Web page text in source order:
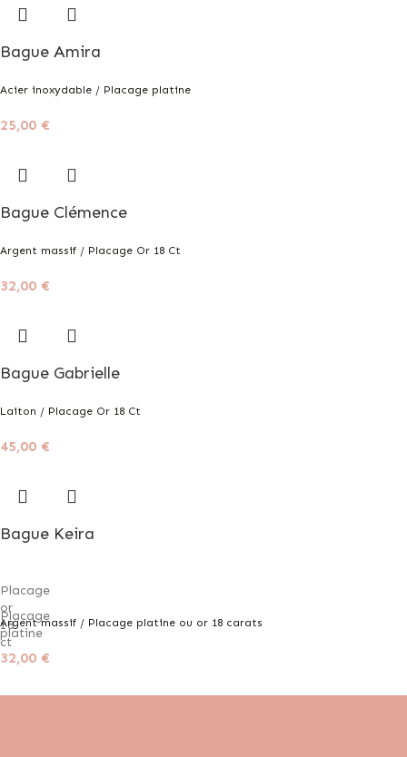
Bague Amira
Acier inoxydable / Placage platine
25,00 €
Bague Clémence
Argent massif / Placage Or 18 Ct
32,00 €
Bague Gabrielle
Laiton / Placage Or 18 Ct
45,00 €
Bague Keira
Placage
or
18
ct
Placage
platine
Argent massif / Placage platine ou or 18 carats
32,00 €